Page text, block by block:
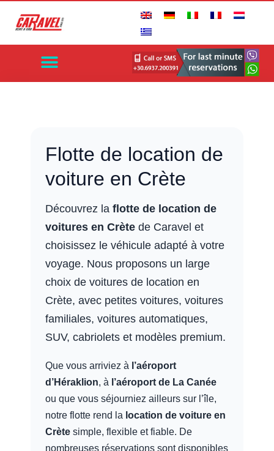
Flotte de location de
voiture en Crète
Découvrez la flotte de location de
voitures en Crète de Caravel et
choisissez le véhicule adapté à votre
voyage. Nous proposons un large
choix de voitures de location en
Crète, avec petites voitures, voitures
familiales, voitures automatiques,
SUV, cabriolets et modèles premium.
Que vous arriviez à l’aéroport
d’Héraklion, à l’aéroport de La Canée
ou que vous séjourniez ailleurs sur l’île,
notre flotte rend la location de voiture en
Crète simple, flexible et fiable. De
nombreuses réservations sont disponibles